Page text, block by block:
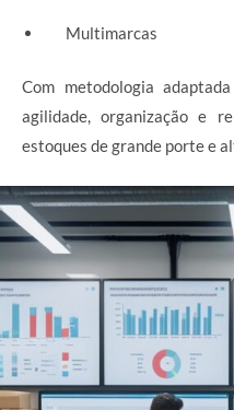
Multimarcas
Com metodologia
agilidade, organização e
estoques de grande porte e